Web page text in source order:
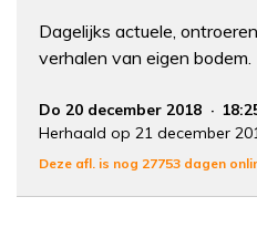
Dagelijks actuele,
verhalen van eigen bodem.
Do 20 december 2018
Herhaald op 21 december
Deze afl. is nog 27753 dagen